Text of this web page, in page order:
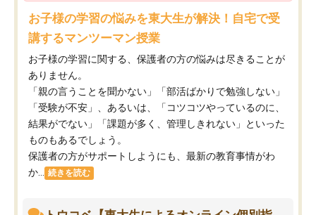
お子様の学習の悩みを東大生が解決！自宅で受
講するマンツーマン授業
お子様の学習に関する、保護者の方の悩みは尽きることが
ありません。
「親の言うことを聞かない」「部活ばかりで勉強しない」
「受験が不安」、あるいは、「コツコツやっているのに、
結果がでない」「課題が多く、管理しきれない」といった
ものもあるでしょう。
保護者の方がサポートしようにも、最新の教育事情がわ
か...
続きを読む